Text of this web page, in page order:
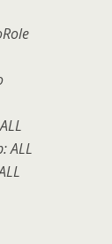
ALL